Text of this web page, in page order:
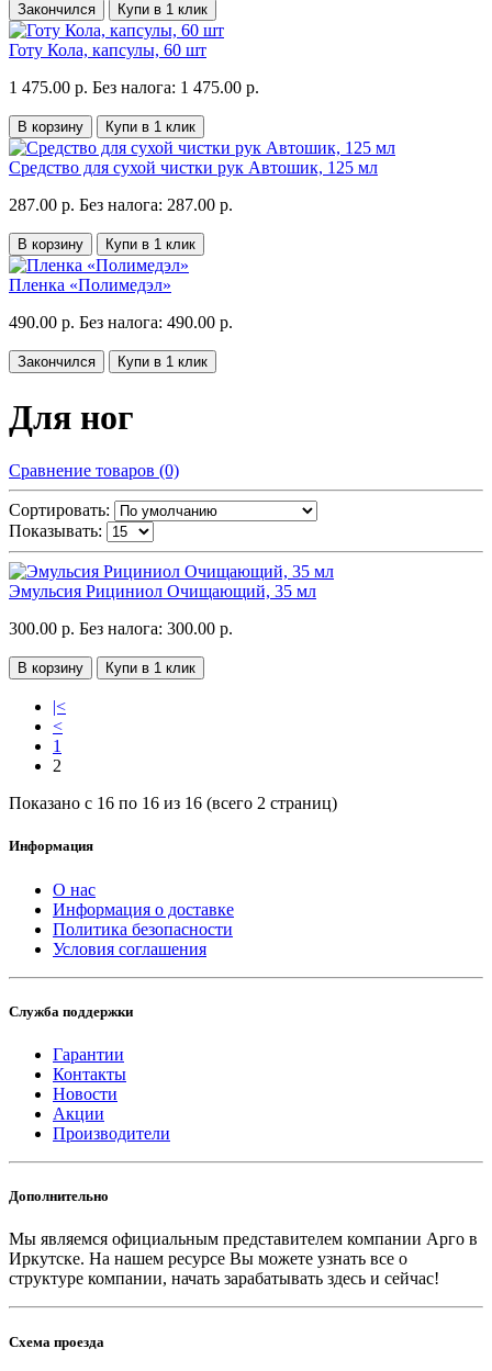
Закончился Купи в 1 клик
Готу Кола, капсулы, 60 шт
1 475.00 р. Без налога: 1 475.00 р.
В корзину Купи в 1 клик
Средство для сухой чистки рук Автошик, 125 мл
287.00 р. Без налога: 287.00 р.
В корзину Купи в 1 клик
Пленка «Полимедэл»
490.00 р. Без налога: 490.00 р.
Закончился Купи в 1 клик
Для ног
Сравнение товаров (0)
Сортировать:
Показывать:
Эмульсия Рициниол Очищающий, 35 мл
300.00 р. Без налога: 300.00 р.
В корзину Купи в 1 клик
|<
<
1
2
Показано с 16 по 16 из 16 (всего 2 страниц)
Информация
О нас
Информация о доставке
Политика безопасности
Условия соглашения
Служба поддержки
Гарантии
Контакты
Новости
Акции
Производители
Дополнительно
Мы являемся официальным представителем компании Арго в
Иркутске. На нашем ресурсе Вы можете узнать все о
структуре компании, начать зарабатывать здесь и сейчас!
Схема проезда